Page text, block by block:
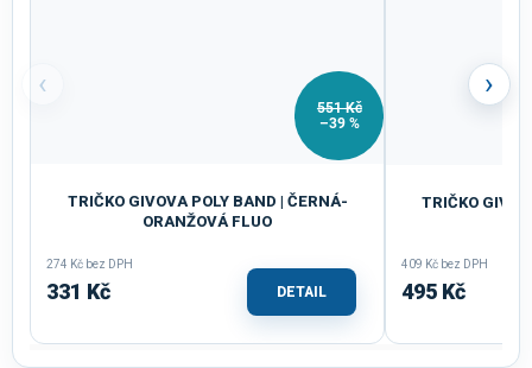
‹
551 Kč
–39 %
TRIČKO GIVOVA POLY BAND | ČERNÁ-
ORANŽOVÁ FLUO
274 Kč bez DPH
331 Kč DETAIL
TRIČKO
409 Kč bez DPH
495 Kč
›